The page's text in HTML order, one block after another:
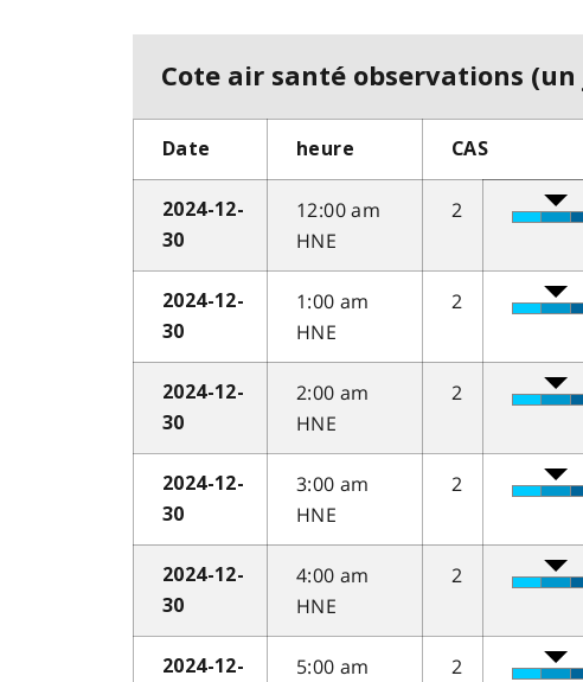
Cote air santé observations (un
Date heure CAS
2024-12-
30
12:00 am
HNE
2
2024-12-
30
1:00 am
HNE
2
2024-12-
30
2:00 am
HNE
2
2024-12-
30
3:00 am
HNE
2
2024-12-
30
4:00 am
HNE
2
2024-12-
5:00 am
2